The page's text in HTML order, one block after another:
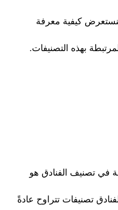
كيفية معرفة
بهذه التصنيفات.
في تصنيف الفنادق هو
تصنيفات تتراوح عادةً